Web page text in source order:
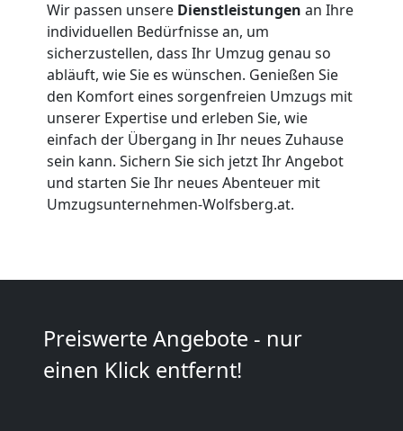
Wir passen unsere Dienstleistungen an Ihre
individuellen Bedürfnisse an, um
sicherzustellen, dass Ihr Umzug genau so
abläuft, wie Sie es wünschen. Genießen Sie
den Komfort eines sorgenfreien Umzugs mit
unserer Expertise und erleben Sie, wie
einfach der Übergang in Ihr neues Zuhause
sein kann. Sichern Sie sich jetzt Ihr Angebot
und starten Sie Ihr neues Abenteuer mit
Umzugsunternehmen-Wolfsberg.at.
Preiswerte Angebote - nur
einen Klick entfernt!
Wolfsberg
Büroumzug
Wolfsberg
Wolfsberg
Tragehilfe
Wolfsberg